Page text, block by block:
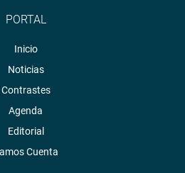
PORTAL
Inicio
Noticias
Contrastes
Agenda
Editorial
Cuenta